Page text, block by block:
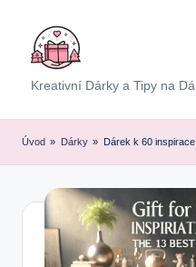
content
E
x
p
e
Kreativní Dárky a Tipy na
Úvod » Dárky » Dárek k 60